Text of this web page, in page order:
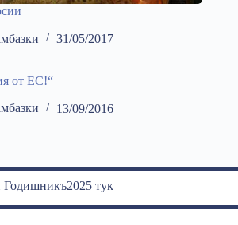
31/05/2017
от ЕС!“
13/09/2016
тук